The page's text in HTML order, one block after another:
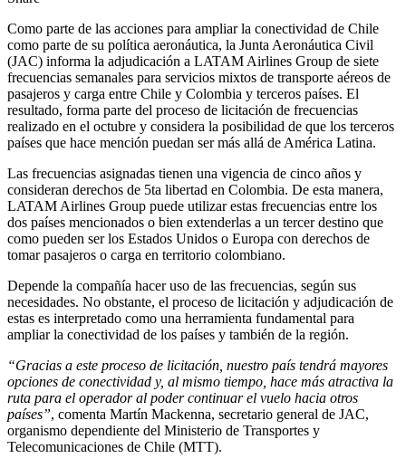
Como parte de las acciones para ampliar la conectividad de Chile
como parte de su política aeronáutica, la Junta Aeronáutica Civil
(JAC) informa la adjudicación a LATAM Airlines Group de siete
frecuencias semanales para servicios mixtos de transporte aéreos de
pasajeros y carga entre Chile y Colombia y terceros países. El
resultado, forma parte del proceso de licitación de frecuencias
realizado en el octubre y considera la posibilidad de que los terceros
países que hace mención puedan ser más allá de América Latina.
Las frecuencias asignadas tienen una vigencia de cinco años y
consideran derechos de 5ta libertad en Colombia. De esta manera,
LATAM Airlines Group puede utilizar estas frecuencias entre los
dos países mencionados o bien extenderlas a un tercer destino que
como pueden ser los Estados Unidos o Europa con derechos de
tomar pasajeros o carga en territorio colombiano.
Depende la compañía hacer uso de las frecuencias, según sus
necesidades. No obstante, el proceso de licitación y adjudicación de
estas es interpretado como una herramienta fundamental para
ampliar la conectividad de los países y también de la región.
“Gracias a este proceso de licitación, nuestro país tendrá mayores
opciones de conectividad y, al mismo tiempo, hace más atractiva la
ruta para el operador al poder continuar el vuelo hacia otros
países”, comenta Martín Mackenna, secretario general de JAC,
organismo dependiente del Ministerio de Transportes y
Telecomunicaciones de Chile (MTT).